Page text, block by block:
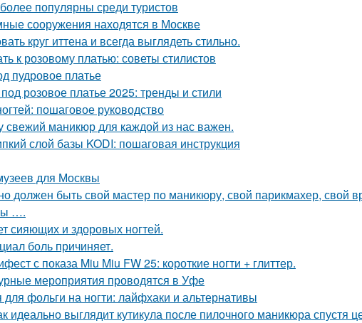
популярны среди туристов
сооружения находятся в Москве
круг иттена и всегда выглядеть стильно.
к розовому платью: советы стилистов
пудровое платье
розовое платье 2025: тренды и стили
пошаговое руководство
маникюр для каждой из нас важен.
слой базы KODI: пошаговая инструкция
для Москвы
должен быть свой мастер по маникюру, свой парикмахер, свой
….
сияющих и здоровых ногтей.
боль причиняет.
с показа Miu Miu FW 25: короткие ногти + глиттер.
мероприятия проводятся в Уфе
для фольги на ногти: лайфхаки и альтернативы
идеально выглядит кутикула после пилочного маникюра спустя